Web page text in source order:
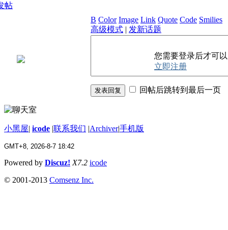
帖
B Color Image Link Quote Code Smilies
高级模式 | 发新话题
发表回复 回帖后跳转到最后一页
您需要登录后才可
立即注册
小黑屋| icode |联系我们 |Archiver|手机版
GMT+8, 2026-8-7 18:42
Powered by Discuz! X7.2 icode
© 2001-2013 Comsenz Inc.